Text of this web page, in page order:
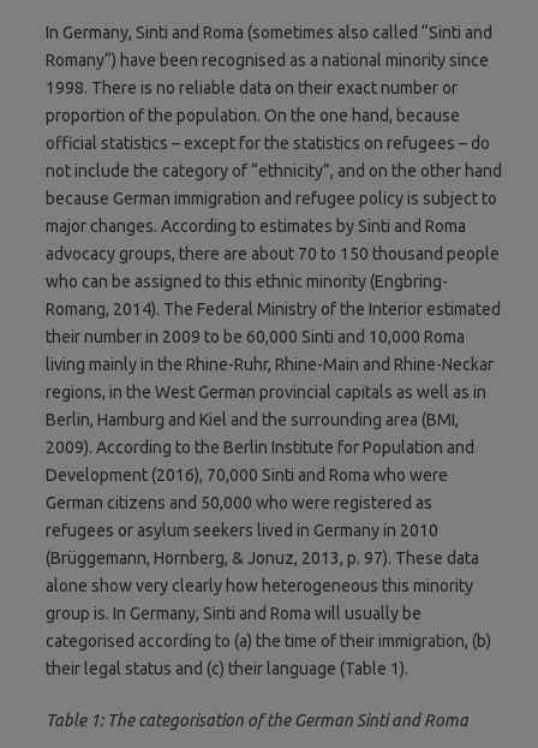
In Germany, Sinti and Roma (sometimes also called “Sinti and
Romany“) have been recognised as a national minority since
1998. There is no reliable data on their exact number or
proportion of the population. On the one hand, because
official statistics – except for the statistics on refugees – do
not include the category of “ethnicity”, and on the other hand
because German immigration and refugee policy is subject to
major changes. According to estimates by Sinti and Roma
advocacy groups, there are about 70 to 150 thousand people
who can be assigned to this ethnic minority (Engbring-
Romang, 2014). The Federal Ministry of the Interior estimated
their number in 2009 to be 60,000 Sinti and 10,000 Roma
living mainly in the Rhine-Ruhr, Rhine-Main and Rhine-Neckar
regions, in the West German provincial capitals as well as in
Berlin, Hamburg and Kiel and the surrounding area (BMI,
2009). According to the Berlin Institute for Population and
Development (2016), 70,000 Sinti and Roma who were
German citizens and 50,000 who were registered as
refugees or asylum seekers lived in Germany in 2010
(Brüggemann, Hornberg, & Jonuz, 2013, p. 97). These data
alone show very clearly how heterogeneous this minority
group is. In Germany, Sinti and Roma will usually be
categorised according to (a) the time of their immigration, (b)
their legal status and (c) their language (Table 1).
Table 1: The categorisation of the German Sinti and Roma